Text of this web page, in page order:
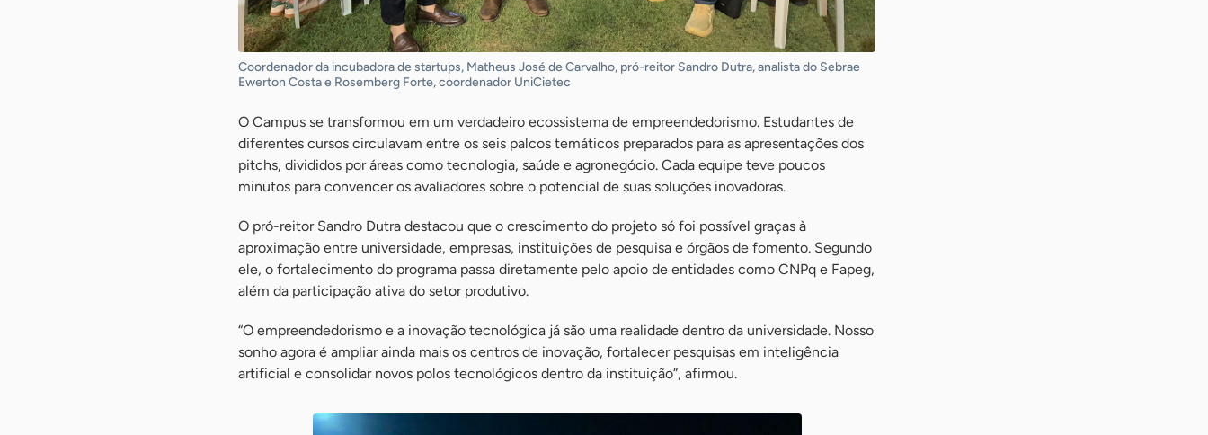
Coordenador da incubadora de startups, Matheus José de Carvalho, pró-reitor Sandro Dutra, analista do Sebrae
Ewerton Costa e Rosemberg Forte, coordenador UniCietec
O Campus se transformou em um verdadeiro ecossistema de empreendedorismo. Estudantes de
diferentes cursos circulavam entre os seis palcos temáticos preparados para as apresentações dos
pitchs, divididos por áreas como tecnologia, saúde e agronegócio. Cada equipe teve poucos
minutos para convencer os avaliadores sobre o potencial de suas soluções inovadoras.
O pró-reitor Sandro Dutra destacou que o crescimento do projeto só foi possível graças à
aproximação entre universidade, empresas, instituições de pesquisa e órgãos de fomento. Segundo
ele, o fortalecimento do programa passa diretamente pelo apoio de entidades como CNPq e Fapeg,
além da participação ativa do setor produtivo.
“O empreendedorismo e a inovação tecnológica já são uma realidade dentro da universidade. Nosso
sonho agora é ampliar ainda mais os centros de inovação, fortalecer pesquisas em inteligência
artificial e consolidar novos polos tecnológicos dentro da instituição”, afirmou.